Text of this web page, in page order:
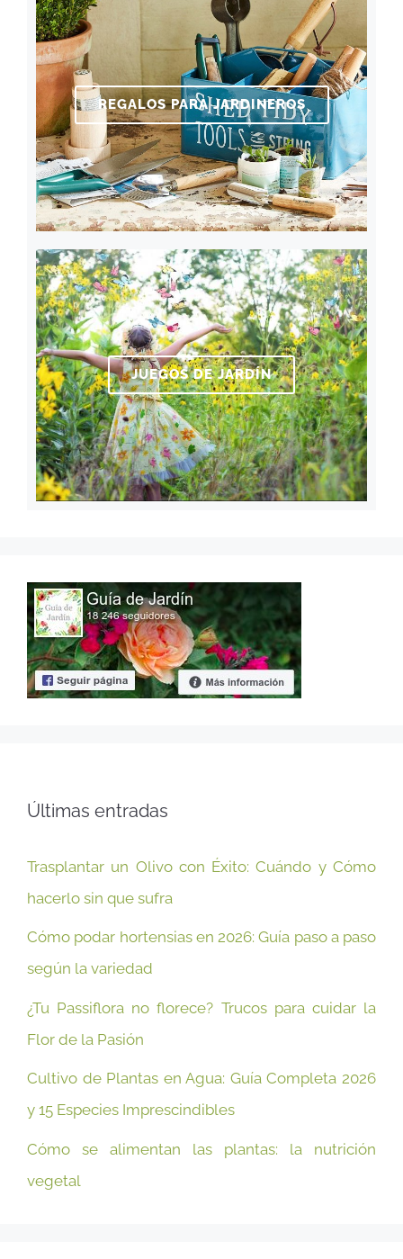
REGALOS PARA JARDINEROS
JUEGOS DE JARDÍN
Últimas entradas
Trasplantar un Olivo con Éxito: Cuándo y Cómo
hacerlo sin que sufra
Cómo podar hortensias en 2026: Guía paso a paso
según la variedad
¿Tu Passiflora no florece? Trucos para cuidar la
Flor de la Pasión
Cultivo de Plantas en Agua: Guía Completa 2026
y 15 Especies Imprescindibles
Cómo se alimentan las plantas: la nutrición
vegetal